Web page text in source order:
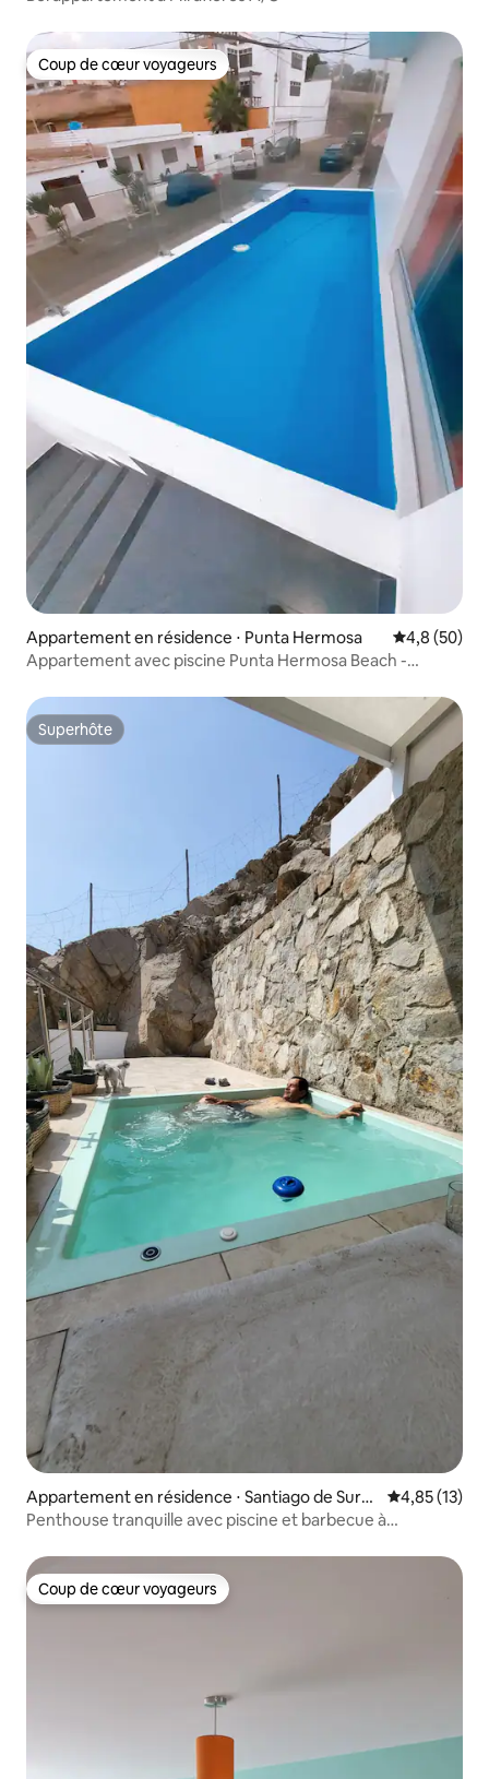
Coup de cœur voyageurs
Coup de cœur voyageurs
Appartement en résidence ⋅ Punta Hermosa Évaluation
4,8 (50)
Appartement avec piscine Punta Hermosa Beach -
Superhôte
Superhôte
Appartement en résidence ⋅ Santiago de Surc
o
Évaluation
4,85 (13)
Penthouse tranquille avec piscine et barbecue à
Coup de cœur voyageurs
Coup de cœur voyageurs